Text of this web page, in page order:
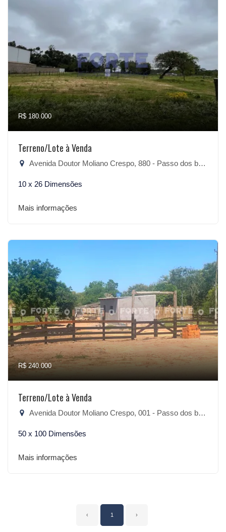
R$ 180.000
Terreno/Lote à Venda
Avenida Doutor Moliano Crespo, 880 - Passo dos baios, São Lourenço do Sul-RS
10 x 26 Dimensões
Mais informações
R$ 240.000
Terreno/Lote à Venda
Avenida Doutor Moliano Crespo, 001 - Passo dos baios, São Lourenço do Sul-RS
50 x 100 Dimensões
Mais informações
‹ 1 ›